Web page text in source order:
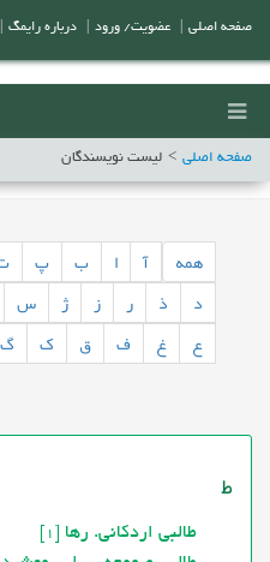
صفحه اصلی لیست نویسندگان
همه ب پ ت
د
ذ ر ز ژ س
ع
غ ف ق ک گ
ط
طالبی اردکانی. رها
صفحه اصلی عضویت/ ورود درباره رایمگ